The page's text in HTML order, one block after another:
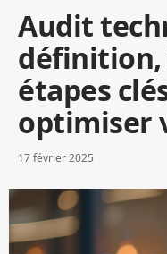
Audit
étapes
optimiser
17 février 2025